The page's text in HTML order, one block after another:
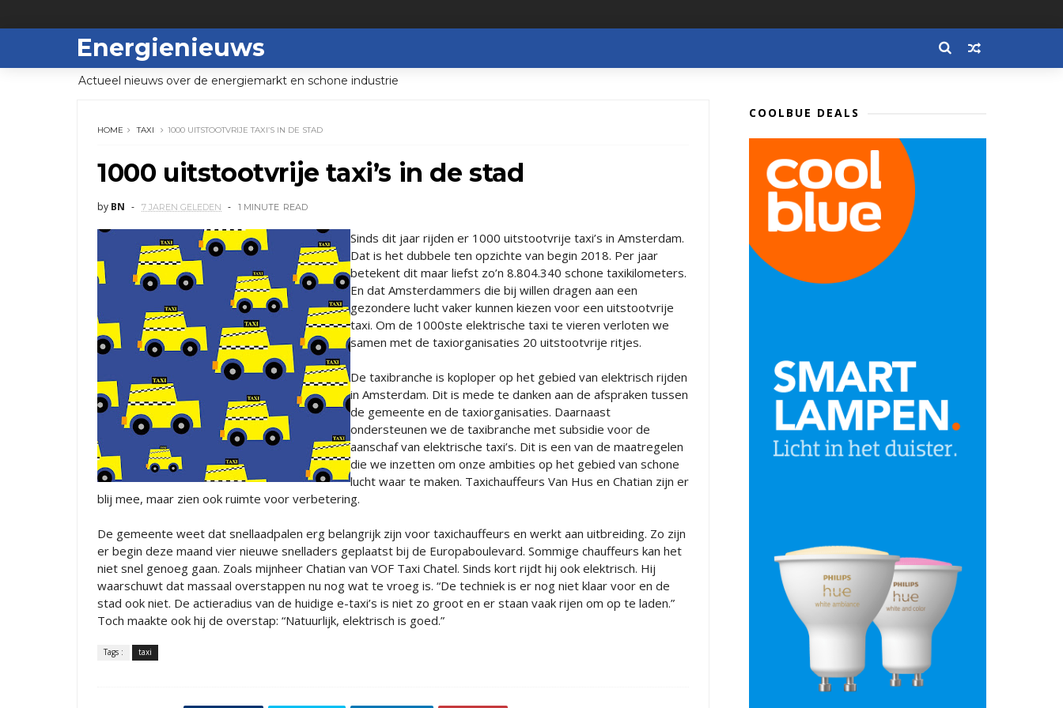
Energienieuws
Actueel nieuws over de energiemarkt en schone industrie
HOME TAXI 1000 UITSTOOTVRIJE TAXI’S IN DE STAD
1000 uitstootvrije taxi’s in de stad
by BN 7 JAREN GELEDEN 1 MINUTE READ
Sinds dit jaar rijden er 1000 uitstootvrije taxi’s in Amsterdam.
Dat is het dubbele ten opzichte van begin 2018. Per jaar
betekent dit maar liefst zo’n 8.804.340 schone taxikilometers.
En dat Amsterdammers die bij willen dragen aan een
gezondere lucht vaker kunnen kiezen voor een uitstootvrije
taxi. Om de 1000ste elektrische taxi te vieren verloten we
samen met de taxiorganisaties 20 uitstootvrije ritjes.
De taxibranche is koploper op het gebied van elektrisch rijden
in Amsterdam. Dit is mede te danken aan de afspraken tussen
de gemeente en de taxiorganisaties. Daarnaast
ondersteunen we de taxibranche met subsidie voor de
aanschaf van elektrische taxi’s. Dit is een van de maatregelen
die we inzetten om onze ambities op het gebied van schone
lucht waar te maken. Taxichauffeurs Van Hus en Chatian zijn er
blij mee, maar zien ook ruimte voor verbetering.
De gemeente weet dat snellaadpalen erg belangrijk zijn voor taxichauffeurs en werkt aan uitbreiding. Zo zijn
er begin deze maand vier nieuwe snelladers geplaatst bij de Europaboulevard. Sommige chauffeurs kan het
niet snel genoeg gaan. Zoals mijnheer Chatian van VOF Taxi Chatel. Sinds kort rijdt hij ook elektrisch. Hij
waarschuwt dat massaal overstappen nu nog wat te vroeg is. “De techniek is er nog niet klaar voor en de
stad ook niet. De actieradius van de huidige e-taxi’s is niet zo groot en er staan vaak rijen om op te laden.”
Toch maakte ook hij de overstap: “Natuurlijk, elektrisch is goed.”
Tags : taxi
COOLBUE DEALS